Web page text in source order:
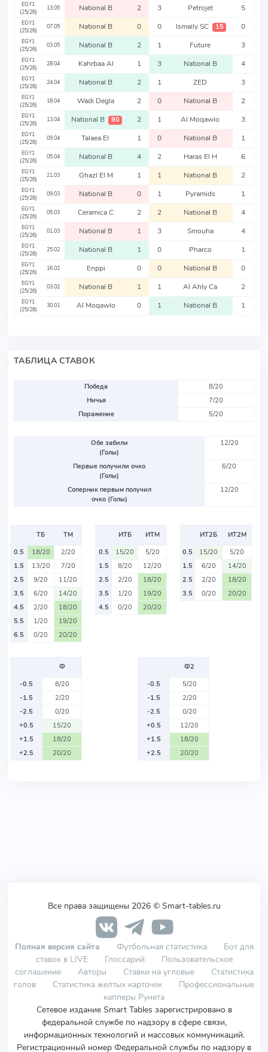
EGY1
(25/26)
13.05 National B 2 3 Petrojet 5
EGY1
(25/26)
07.05 National B 0 0 Ismaily SC 15 0
EGY1
(25/26)
03.05 National B 2 1 Future 3
EGY1
(25/26)
28.04 Kahrbaa Al 1 3 National B 4
EGY1
(25/26)
24.04 National B 2 1 ZED 3
EGY1
(25/26)
18.04 Wadi Degla 2 0 National B 2
EGY1
(25/26)
13.04 National B 90 2 1 Al Moqawlo 3
EGY1
(25/26)
09.04 Talaea El 1 0 National B 1
EGY1
(25/26)
05.04 National B 4 2 Haras El H 6
EGY1
(25/26)
21.03 Ghazl El M 1 1 National B 2
EGY1
(25/26)
09.03 National B 0 1 Pyramids 1
EGY1
(25/26)
05.03 Ceramica C 2 2 National B 4
EGY1
(25/26)
01.03 National B 1 3 Smouha 4
EGY1
(25/26)
25.02 National B 1 0 Pharco 1
EGY1
(25/26)
16.02 Enppi 0 0 National B 0
EGY1
(25/26)
03.02 National B 1 1 Al Ahly Ca 2
EGY1
(25/26)
30.01 Al Moqawlo 0 1 National B 1
ТАБЛИЦА СТАВОК
Победа
8/20
Ничья
7/20
Поражение
5/20
Обе забили
(Голы)
12/20
Первые получили очко
(Голы)
6/20
Соперник первым получил
очко (Голы)
12/20
ТБ
ТМ
0.5
18/20
2/20
1.5
13/20
7/20
2.5
9/20
11/20
3.5
6/20
14/20
4.5
2/20
18/20
5.5
1/20
19/20
6.5
0/20 20/20
ИТБ
ИТМ
0.5
15/20
5/20
1.5
8/20
12/20
2.5
2/20
18/20
3.5
1/20
19/20
4.5
0/20 20/20
ИТ2Б
ИТ2М
0.5
15/20
5/20
1.5
6/20
14/20
2.5
2/20
18/20
3.5
0/20 20/20
Ф
-0.5
8/20
-1.5
2/20
-2.5
0/20
+0.5
15/20
+1.5
18/20
+2.5
20/20
Ф2
-0.5
5/20
-1.5
2/20
-2.5
0/20
+0.5
12/20
+1.5
18/20
+2.5
20/20
Все права защищены 2026 © Smart-tables.ru
Полная версия сайта Футбольная статистика
Бот для
ставок в LIVE
Глоссарий
Пользовательское
соглашение
Авторы Ставки на угловые
Статистика
голов
Статистика желтых карточек
Профессиональные
капперы Рунета
Сетевое издание Smart Tables зарегистрировано в
федеральной службе по надзору в сфере связи,
информационных технологий и массовых коммуникаций.
Регистрационный номер Федеральной службы по надзору в